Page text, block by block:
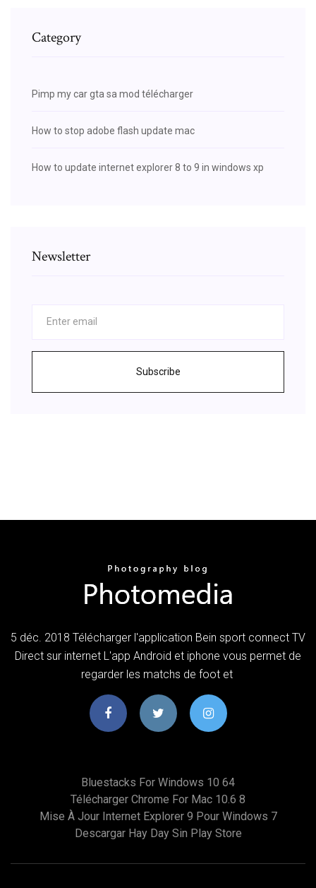
Category
Pimp my car gta sa mod télécharger
How to stop adobe flash update mac
How to update internet explorer 8 to 9 in windows xp
Newsletter
Subscribe
5 déc. 2018 Télécharger l'application Bein sport connect TV
Direct sur internet L'app Android et iphone vous permet de
regarder les matchs de foot et
Bluestacks For Windows 10 64
Télécharger Chrome For Mac 10.6 8
Mise À Jour Internet Explorer 9 Pour Windows 7
Descargar Hay Day Sin Play Store